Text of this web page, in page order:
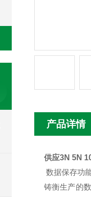
产品详情
供应3N 5N
数据保存功
铸衡生产的